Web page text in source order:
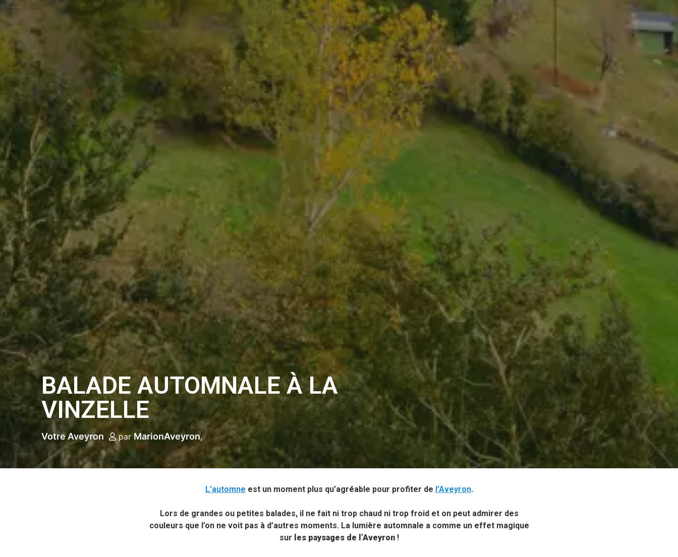
BALADE AUTOMNALE À LA
VINZELLE
Votre Aveyron parMarionAveyron
L’automne est un moment plus qu’agréable pour profiter de l’Aveyron.
Lors de grandes ou petites balades, il ne fait ni trop chaud ni trop froid et on peut admirer des
couleurs que l’on ne voit pas à d’autres moments. La lumière automnale a comme un effet magique
sur les paysages de l’Aveyron!